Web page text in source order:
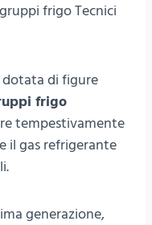
gruppi frigo Tecnici
dotata di figure
frigo
tempestivamente
il gas refrigerante
generazione,